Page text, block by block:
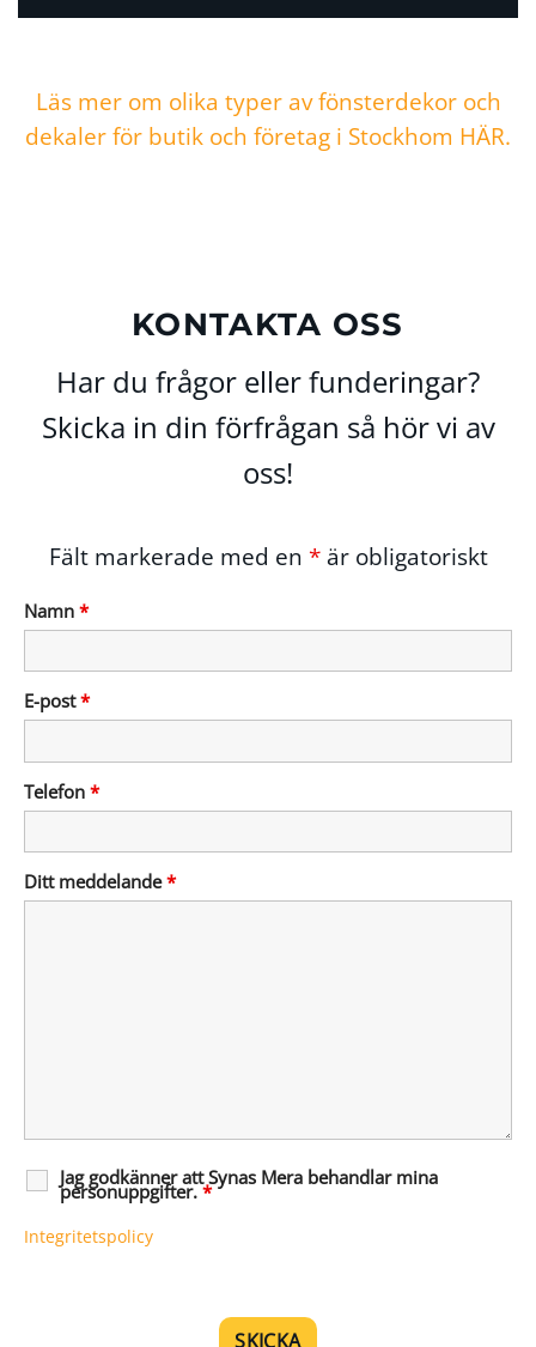
Läs mer om olika typer av fönsterdekor och
dekaler för butik och företag i Stockhom HÄR.
KONTAKTA OSS
Har du frågor eller funderingar?
Skicka in din förfrågan så hör vi av
oss!
Fält markerade med en *är obligatoriskt
Namn *
E-post*
Telefon *
Ditt meddelande*
Jag godkänner att Synas Mera behandlar mina
personuppgifter.*
Integritetspolicy